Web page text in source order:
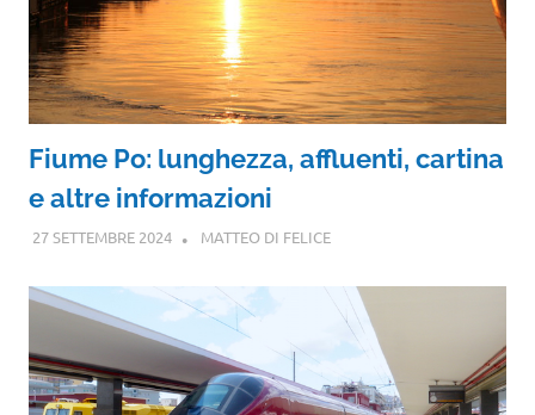
Fiume Po: lunghezza, affluenti, cartina
e altre informazioni
27 SETTEMBRE 2024 MATTEO DI FELICE